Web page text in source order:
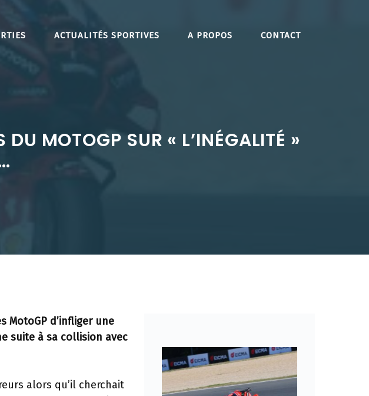
ACTUALITÉS SPORTIVES A PROPOS CONTACT
MOTOGP SUR « L’INÉGALITÉ »
MotoGP d’infliger une
suite à sa collision avec
alors qu’il cherchait